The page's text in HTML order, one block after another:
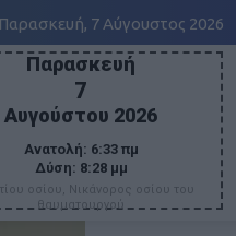
Παρασκευή, 7 Αύγουστος 2026
Παρασκευή
7
Αυγούστου 2026
Ανατολή: 6:33 πμ
Δύση: 8:28 μμ
οσίου, Νικάνορος οσίου του
θαυματουργού